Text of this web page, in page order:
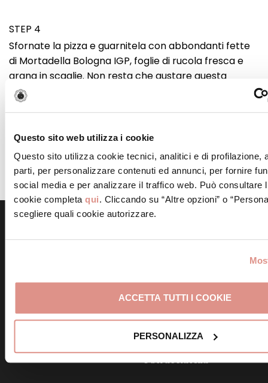
Questo sito web utilizza i cookie
Questo sito utilizza cookie tecnici, analitici e di profilazione,
parti, per personalizzare contenuti ed annunci, per fornire
social media e per analizzare il traffico web. Può consultare
cookie completa qui. Cliccando su “Altre opzioni” o
scegliere quali cookie autorizzare.
ACCETTA TUTTI I COOKIE
PERSONALIZZA
STEP 4
Sfornate la pizza e guarnitela con abbondanti fette
di Mortadella Bologna IGP, foglie di rucola fresca e
grana in scaglie. Non resta che gustare questa
meravigliosa pizza!
o una cena conviviale, questa pizza con rucola, grana
e Mortadella Bologna IGP è perfetta in ogni
occasione in cui si vuole unire gusto e semplicità.
Scopri altre ricette simili
Calzone alla Mortadella
Pizza bianca con
e stracciatella